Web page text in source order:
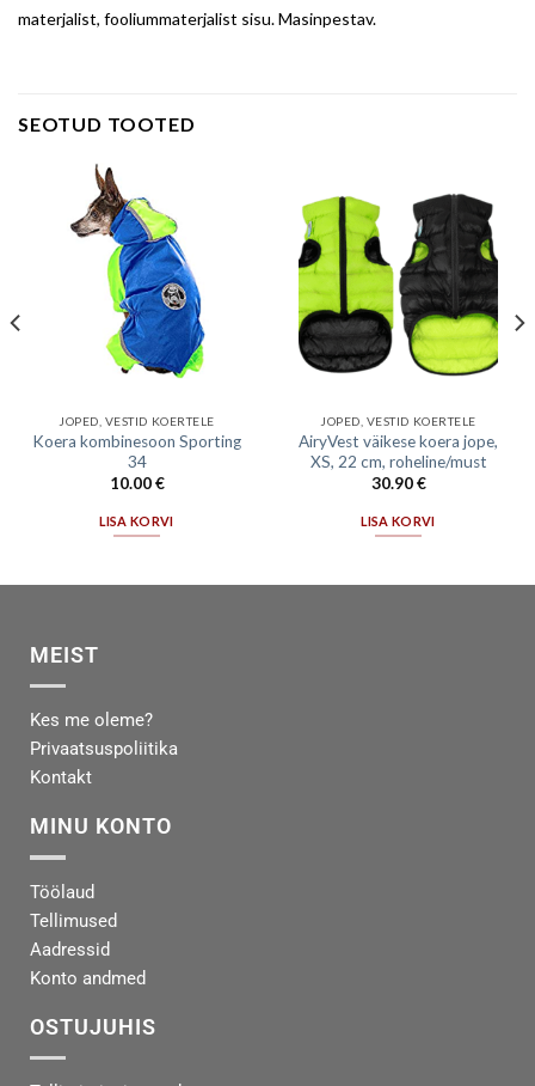
materjalist, fooliummaterjalist sisu. Masinpestav.
SEOTUD TOOTED
JOPED, VESTID KOERTELE
Koera kombinesoon Sporting
34
10.00€
LISA KORVI
JOPED, VESTID KOERTELE
AiryVest väikese koera jope,
XS, 22 cm, roheline/must
30.90€
LISA KORVI
MEIST
Kes me oleme?
Privaatsuspoliitika
Kontakt
MINU KONTO
Töölaud
Tellimused
Aadressid
Konto andmed
OSTUJUHIS